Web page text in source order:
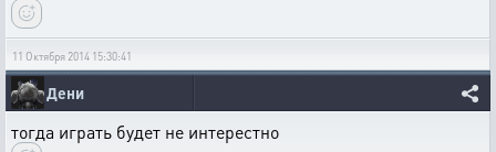
11 Октября 2014 15:30:41
Дени
тогда играть будет не интерестно